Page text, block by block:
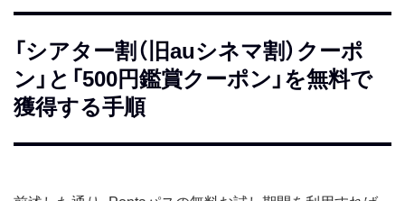
「シアター割（旧auシネマ割）クーポ
ン」と「500円鑑賞クーポン」を無料で
獲得する手順